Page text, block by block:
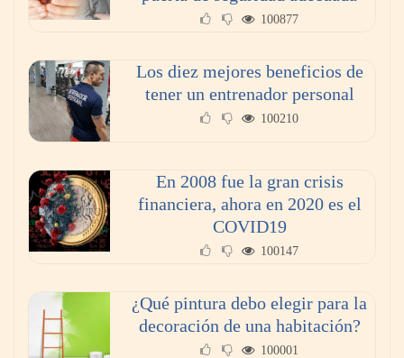
La poda de árboles perfecta: ¿Cuándo y
cómo?
100877
Los diez mejores beneficios de
tener un entrenador personal
100210
En 2008 fue la gran crisis
financiera, ahora en 2020 es el
COVID19
100147
¿Qué pintura debo elegir para la
decoración de una habitación?
100001